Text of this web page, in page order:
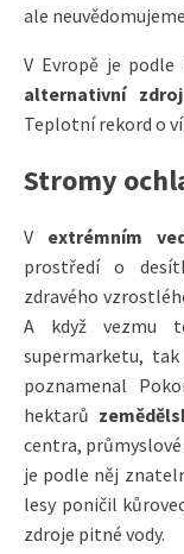
ale
V Evropě je
alternativní
Teplotní rekord o
Stromy
V extrémním
prostředí o
zdravého
A když vezmu
supermarketu,
poznamenal
hektarů
centra,
je podle něj
lesy poničil
zdroje pitné vody.